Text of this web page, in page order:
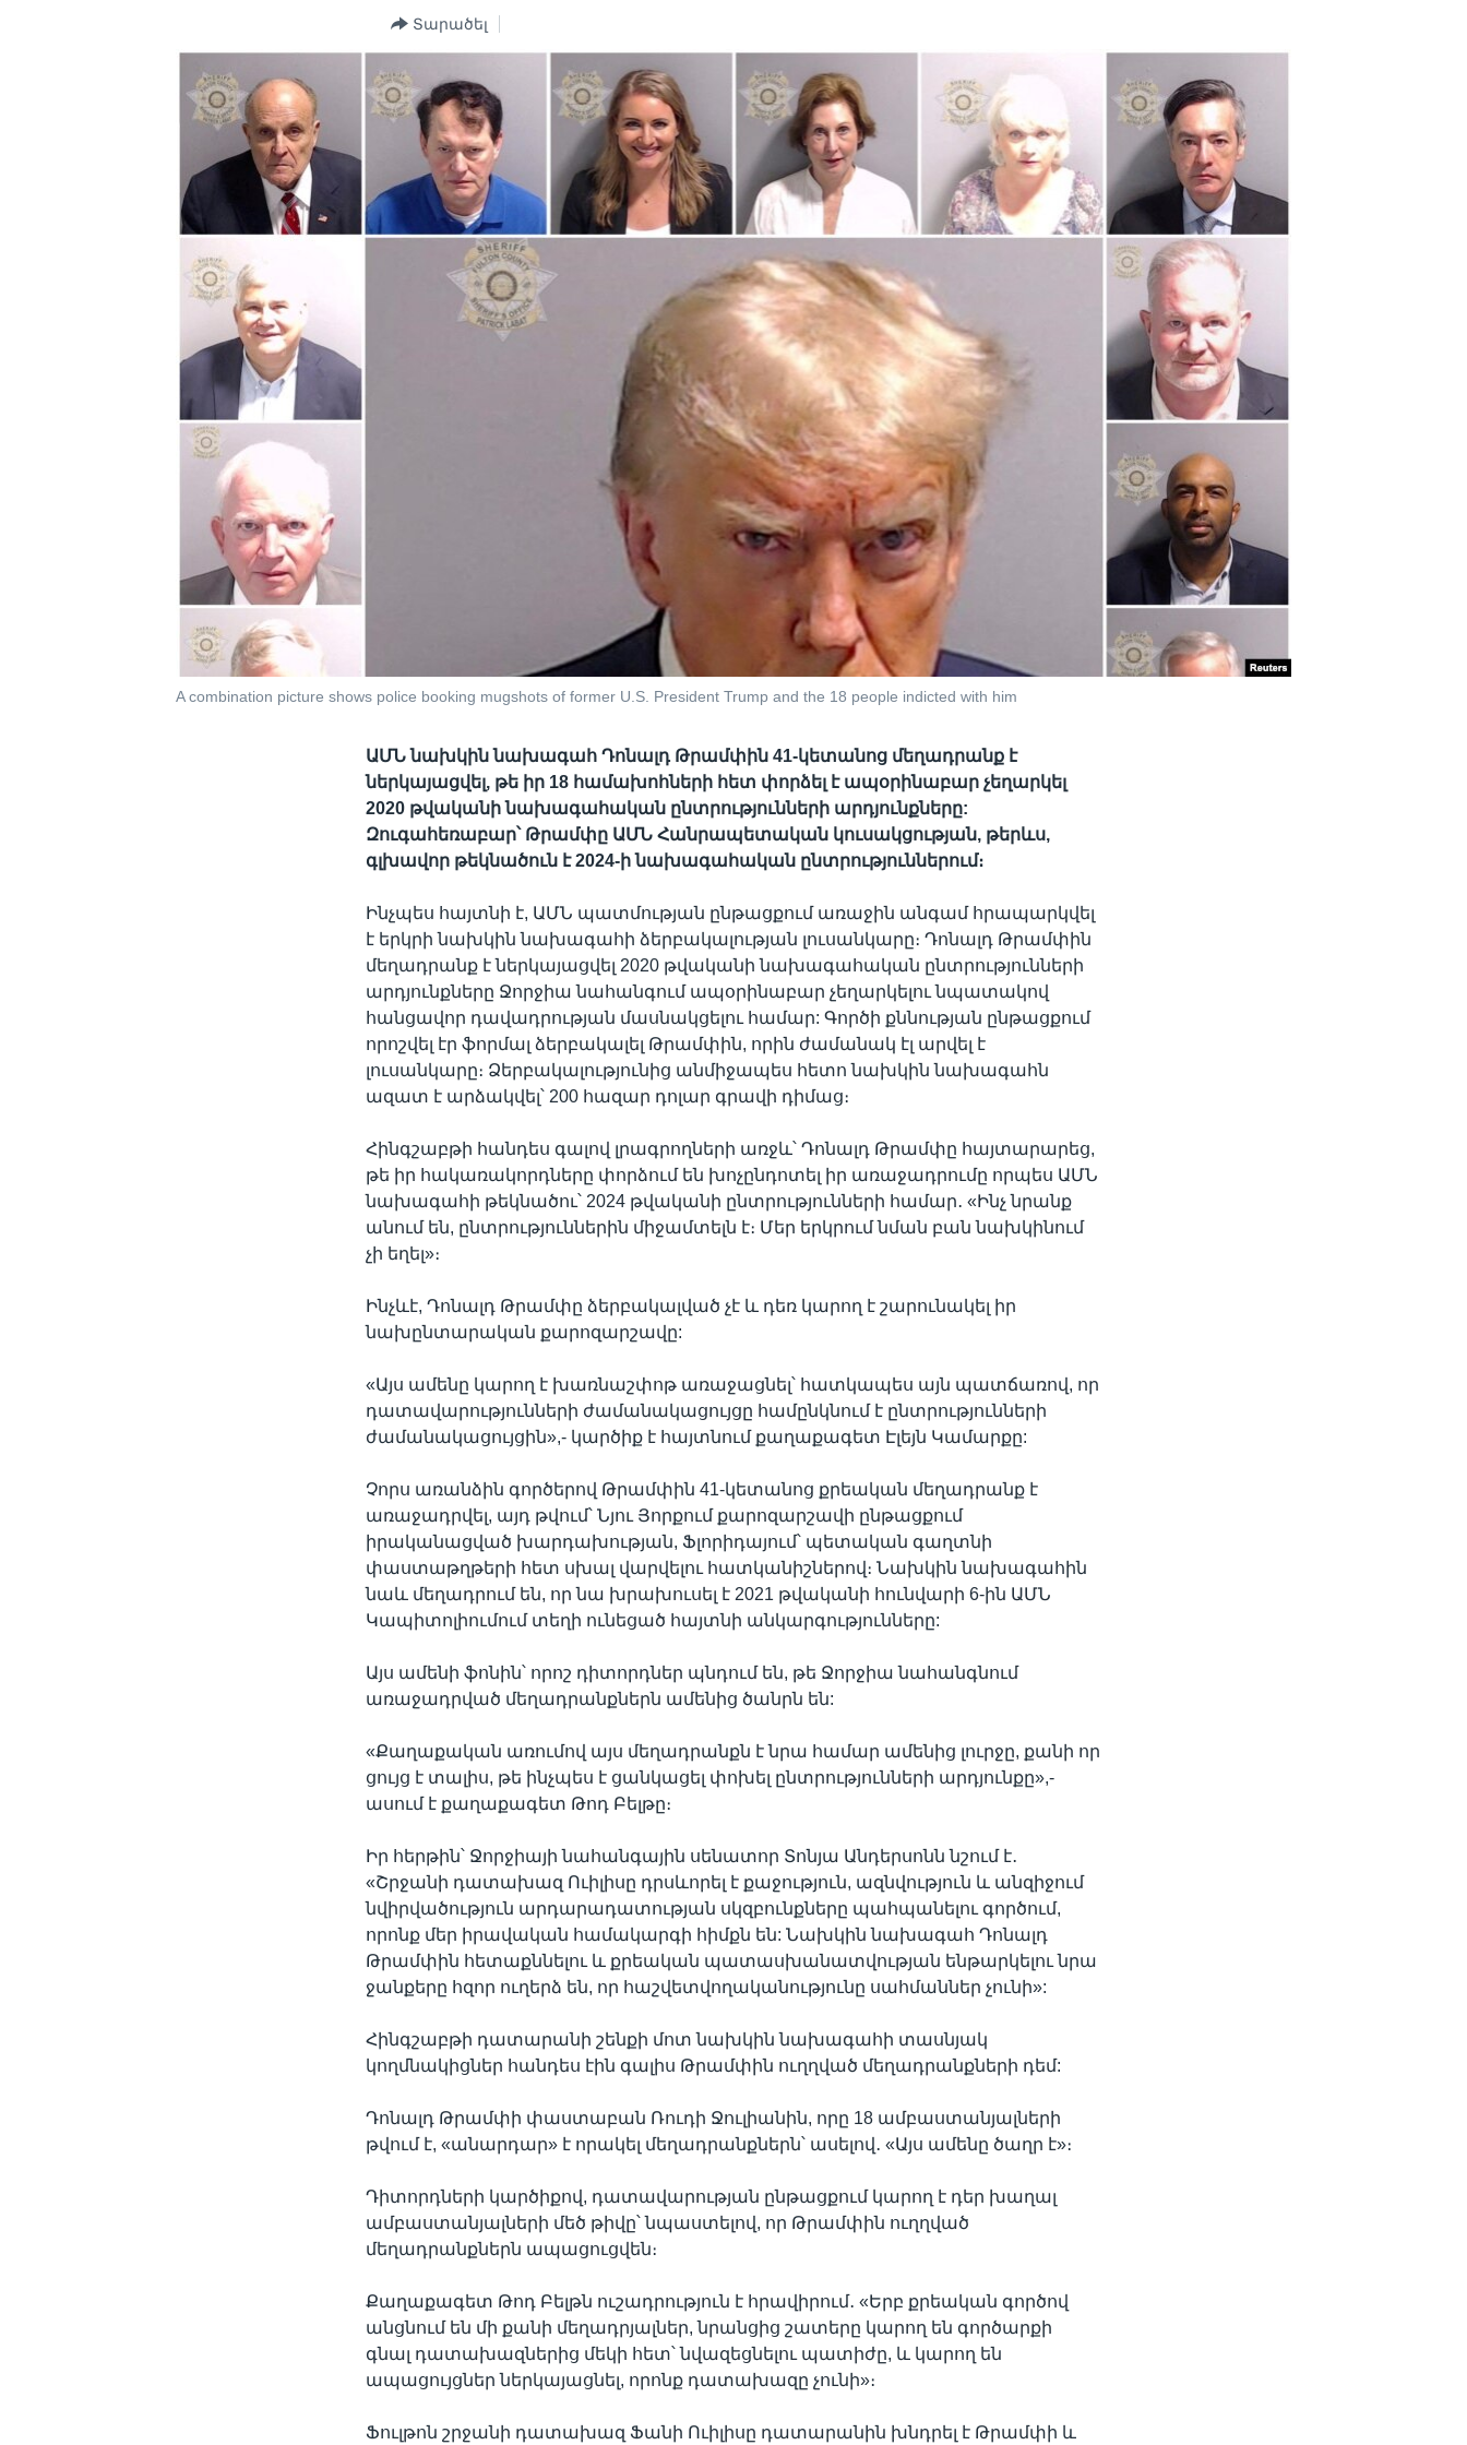
Տարածել
A combination picture shows police booking mugshots of former U.S. President Trump and the 18 people indicted with him
ԱՄՆ նախկին նախագահ Դոնալդ Թրամփին 41-կետանոց մեղադրանք է
ներկայացվել, թե իր 18 համախոհների հետ փորձել է ապօրինաբար չեղարկել
2020 թվականի նախագահական ընտրությունների արդյունքները:
Զուգահեռաբար՝ Թրամփը ԱՄՆ Հանրապետական կուսակցության, թերևս,
գլխավոր թեկնածուն է 2024-ի նախագահական ընտրություններում։
Ինչպես հայտնի է, ԱՄՆ պատմության ընթացքում առաջին անգամ հրապարկվել
է երկրի նախկին նախագահի ձերբակալության լուսանկարը։ Դոնալդ Թրամփին
մեղադրանք է ներկայացվել 2020 թվականի նախագահական ընտրությունների
արդյունքները Ջորջիա նահանգում ապօրինաբար չեղարկելու նպատակով
հանցավոր դավադրության մասնակցելու համար: Գործի քննության ընթացքում
որոշվել էր ֆորմալ ձերբակալել Թրամփին, որին ժամանակ էլ արվել է
լուսանկարը։ Ձերբակալությունից անմիջապես հետո նախկին նախագահն
ազատ է արձակվել՝ 200 հազար դոլար գրավի դիմաց։
Հինգշաբթի հանդես գալով լրագրողների առջև՝ Դոնալդ Թրամփը հայտարարեց,
թե իր հակառակորդները փորձում են խոչընդոտել իր առաջադրումը որպես ԱՄՆ
նախագահի թեկնածու՝ 2024 թվականի ընտրությունների համար․ «Ինչ նրանք
անում են, ընտրություններին միջամտելն է։ Մեր երկրում նման բան նախկինում
չի եղել»։
Ինչևէ, Դոնալդ Թրամփը ձերբակալված չէ և դեռ կարող է շարունակել իր
նախընտարական քարոզարշավը:
«Այս ամենը կարող է խառնաշփոթ առաջացնել՝ հատկապես այն պատճառով, որ
դատավարությունների ժամանակացույցը համընկնում է ընտրությունների
ժամանակացույցին»,- կարծիք է հայտնում քաղաքագետ Էլեյն Կամարքը:
Չորս առանձին գործերով Թրամփին 41-կետանոց քրեական մեղադրանք է
առաջադրվել, այդ թվում՝ Նյու Յորքում քարոզարշավի ընթացքում
իրականացված խարդախության, Ֆլորիդայում՝ պետական գաղտնի
փաստաթղթերի հետ սխալ վարվելու հատկանիշներով։ Նախկին նախագահին
նաև մեղադրում են, որ նա խրախուսել է 2021 թվականի հունվարի 6-ին ԱՄՆ
Կապիտոլիումում տեղի ունեցած հայտնի անկարգությունները:
Այս ամենի ֆոնին՝ որոշ դիտորդներ պնդում են, թե Ջորջիա նահանգնում
առաջադրված մեղադրանքներն ամենից ծանրն են:
«Քաղաքական առումով այս մեղադրանքն է նրա համար ամենից լուրջը, քանի որ
ցույց է տալիս, թե ինչպես է ցանկացել փոխել ընտրությունների արդյունքը»,-
ասում է քաղաքագետ Թոդ Բելթը։
Իր հերթին՝ Ջորջիայի նահանգային սենատոր Տոնյա Անդերսոնն նշում է․
«Շրջանի դատախազ Ուիլիսը դրսևորել է քաջություն, ազնվություն և անզիջում
նվիրվածություն արդարադատության սկզբունքները պահպանելու գործում,
որոնք մեր իրավական համակարգի հիմքն են: Նախկին նախագահ Դոնալդ
Թրամփին հետաքննելու և քրեական պատասխանատվության ենթարկելու նրա
ջանքերը հզոր ուղերձ են, որ հաշվետվողականությունը սահմաններ չունի»:
Հինգշաբթի դատարանի շենքի մոտ նախկին նախագահի տասնյակ
կողմնակիցներ հանդես էին գալիս Թրամփին ուղղված մեղադրանքների դեմ:
Դոնալդ Թրամփի փաստաբան Ռուդի Ջուլիանին, որը 18 ամբաստանյալների
թվում է, «անարդար» է որակել մեղադրանքներն՝ ասելով․ «Այս ամենը ծաղր է»։
Դիտորդների կարծիքով, դատավարության ընթացքում կարող է դեր խաղալ
ամբաստանյալների մեծ թիվը՝ նպաստելով, որ Թրամփին ուղղված
մեղադրանքներն ապացուցվեն։
Քաղաքագետ Թոդ Բելթն ուշադրություն է հրավիրում․ «Երբ քրեական գործով
անցնում են մի քանի մեղադրյալներ, նրանցից շատերը կարող են գործարքի
գնալ դատախազներից մեկի հետ՝ նվազեցնելու պատիժը, և կարող են
ապացույցներ ներկայացնել, որոնք դատախազը չունի»։
Ֆուլթոն շրջանի դատախազ Ֆանի Ուիլիսը դատարանին խնդրել է Թրամփի և